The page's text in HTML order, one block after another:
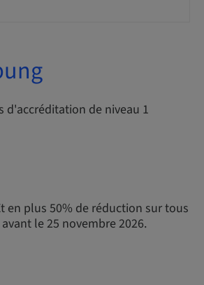
d'accréditation de niveau 1
en plus 50% de réduction sur tous
le 25 novembre 2026.